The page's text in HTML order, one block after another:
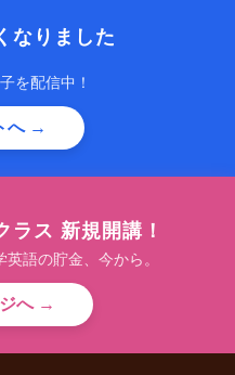
なりました
を配信中！
へ →
ラス 新規開講！
語の貯金、今から。
へ →